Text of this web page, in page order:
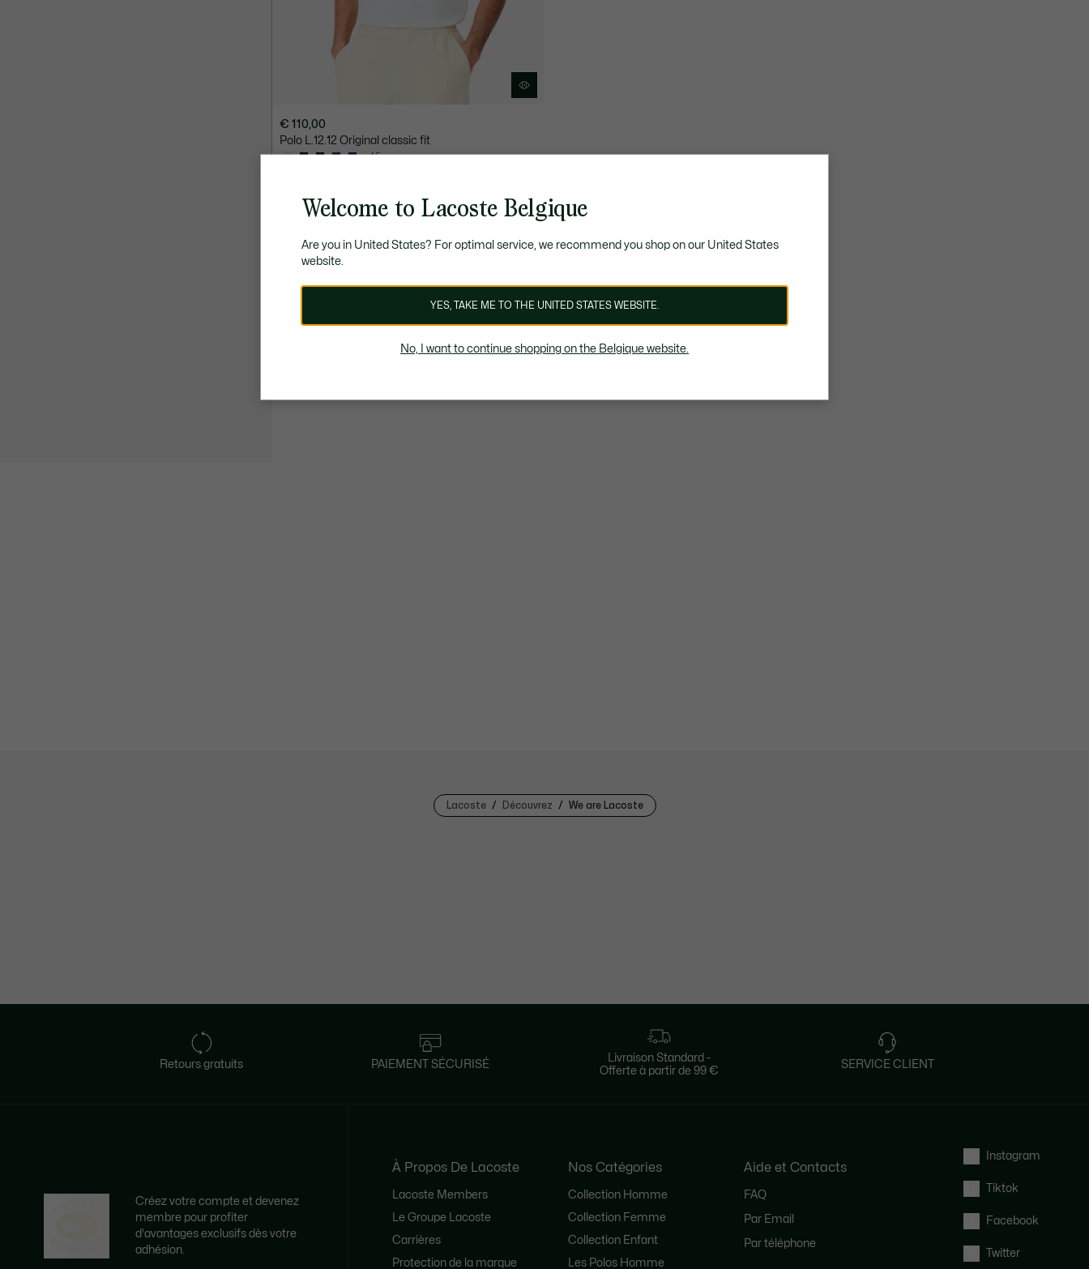
€ 110,00
Polo L.12.12 Original classic fit
+ 45
Lacoste Découvrez We are Lacoste
Retours gratuits PAIEMENT SÉCURISÉ
Livraison Standard -
Offerte à partir de 99 €
SERVICE CLIENT
Créez votre compte et devenez
membre pour profiter
d'avantages exclusifs dès votre
adhésion.
À Propos De Lacoste
Lacoste Members
Le Groupe Lacoste
Carrières
Protection de la marque
Nos Catégories
Collection Homme
Collection Femme
Collection Enfant
Les Polos Homme
Aide et Contacts
FAQ
Par Email
Par téléphone
Instagram
Tiktok
Facebook
Twitter
Welcome to Lacoste Belgique
Are you in United States? For optimal service, we recommend you shop on our United States
website.
YES, TAKE ME TO THE UNITED STATES WEBSITE.
No, I want to continue shopping on the Belgique website.